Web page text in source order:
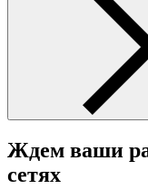
Ждем ваши
сетях